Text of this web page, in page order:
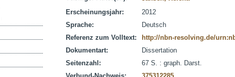
Erscheinungsjahr:
2012
Sprache:
Deutsch
Referenz zum Volltext:
http://nbn-resolving.de/
Dokumentart:
Dissertation
Seitenzahl:
67 S. : graph. Darst.